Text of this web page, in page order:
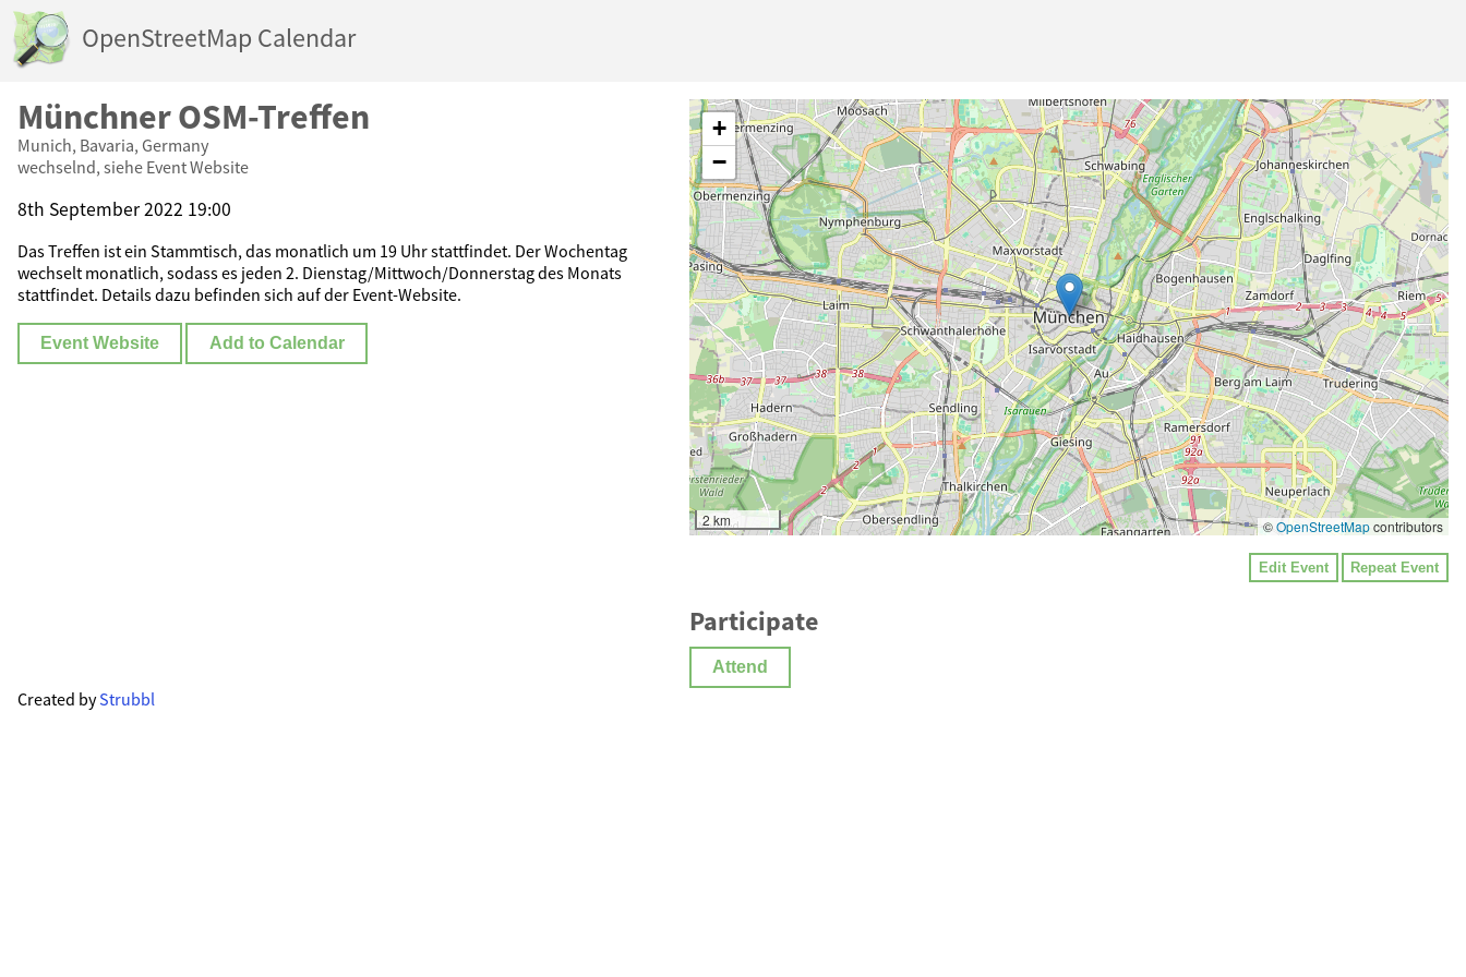
OpenStreetMap Calendar
Münchner OSM-Treffen
Munich, Bavaria, Germany
wechselnd, siehe Event Website
8th September 2022 19:00
Das Treffen ist ein Stammtisch, das monatlich um 19 Uhr stattfindet. Der Wochentag
wechselt monatlich, sodass es jeden 2. Dienstag/Mittwoch/Donnerstag des Monats
stattfindet. Details dazu befinden sich auf der Event-Website.
Event Website Add to Calendar
+
−
2 km ©OpenStreetMapcontributors
Edit Event Repeat Event
Participate
Attend
Created byStrubbl